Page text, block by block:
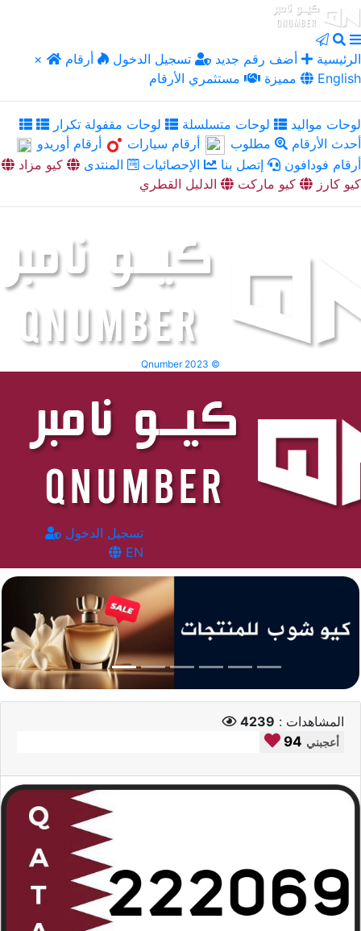
× الرئيسية أضف رقم جديد تسجيل الدخول
أرقام
مميزة
مستثمري الأرقام English
لوحات مواليد لوحات متسلسلة
لوحات مقفولة تكرار
أحدث الأرقام
مطلوب أرقام سيارات
أرقام أوريدو
أرقام فودافون
إتصل بنا الإحصائيات المنتدى
كيو مزاد
كيو كارز
كيو ماركت الدليل القطري
Qnumber 2023 ©
تسجيل الدخول
EN
المشاهدات : 4239
94 أعجبني